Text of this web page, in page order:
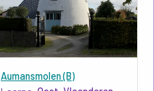
Aumansmolen (B)